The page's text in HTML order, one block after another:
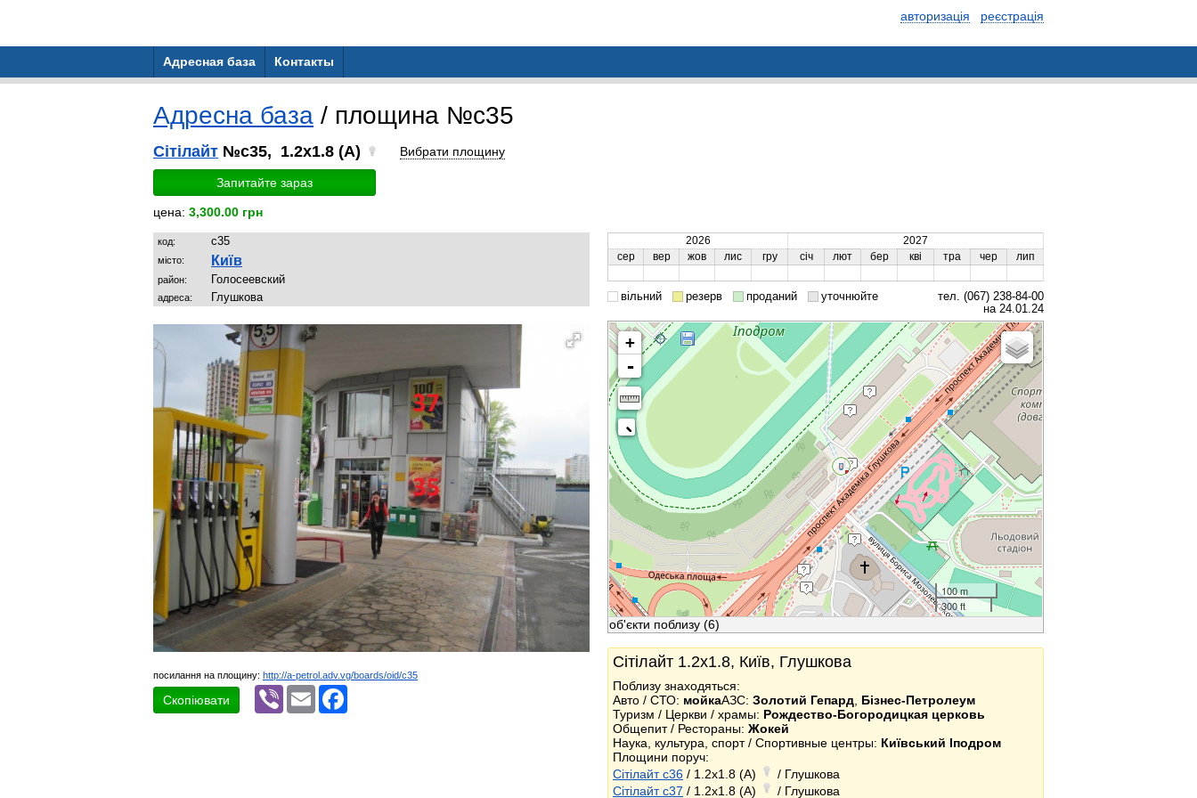
авторизація реєстрація
Адресная база Контакты
Адресна база / площина №c35
Сітілайт №c35, 1.2x1.8 (A) Вибрати площину
Запитайте зараз
цена: 3,300.00 грн
код: c35
місто: Київ
район: Голосеевский
адреса: Глушкова
посилання на площину: http://a-petrol.adv.vg/boards/oid/c35
Скопіювати
Viber Email
2026
2027
сер
вер жов лис гру січ лют бер кві тра чер лип
вільний резерв проданий уточнюйте
тел. (067) 238-84-00
на 24.01.24
+
-
100 m
300 ft
об'єкти поблизу (6)
Сітілайт 1.2x1.8, Київ, Глушкова
Поблизу знаходяться:
Авто / СТО: мойкаАЗС: Золотий Гепард Бізнес-Петролеум
Туризм / Церкви / храмы: Рождество-Богородицкая церковь
Общепит / Рестораны: Жокей
Наука, культура, спорт / Спортивные центры: Київський Іподром
Площини поруч:
Сітілайт c36 / 1.2x1.8 (A)
/ Глушкова
Сітілайт c37 / 1.2x1.8 (A) / Глушкова